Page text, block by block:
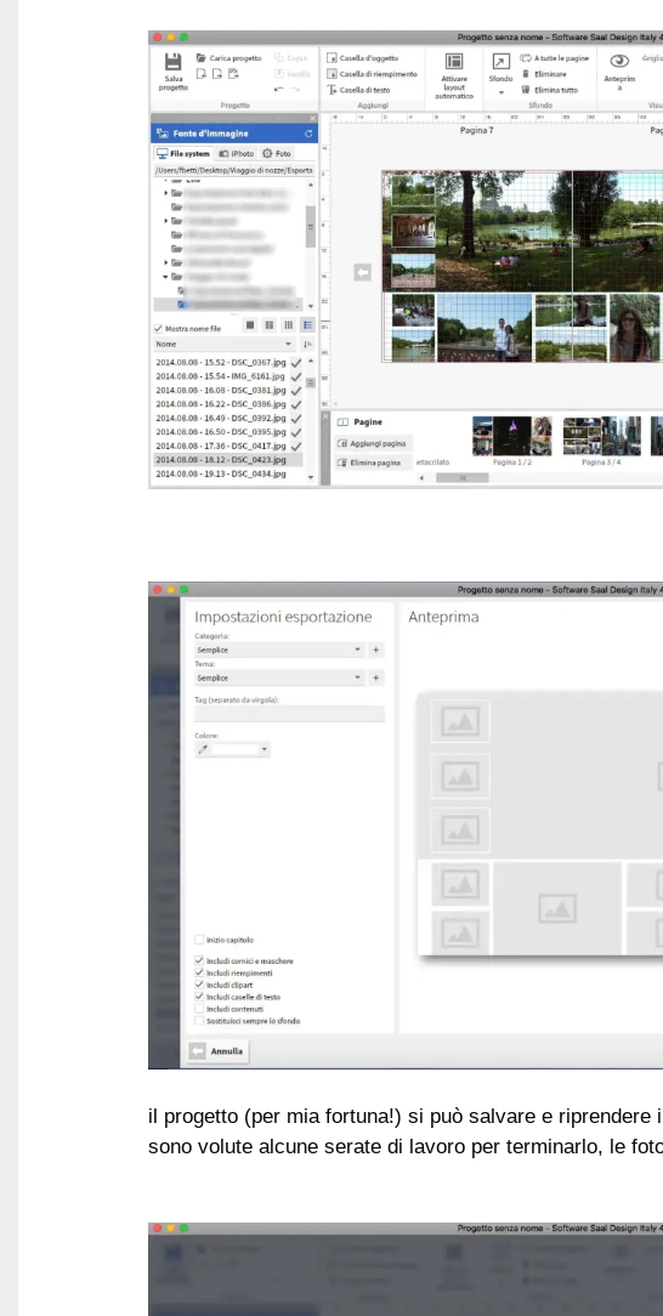
il progetto (per mia fortuna!) si può salvare e
sono volute alcune serate di lavoro per terminarlo, le